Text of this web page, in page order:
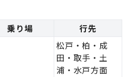
乗り場 行先
松戸・柏・成
田・取手・土
浦・水戸方面